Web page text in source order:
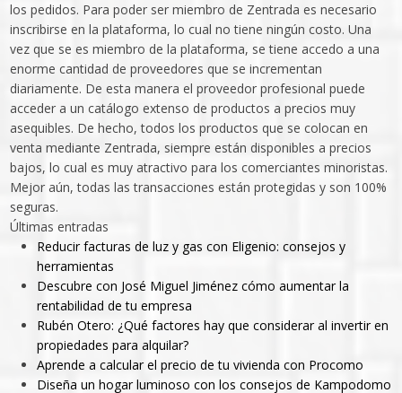
los pedidos. Para poder ser miembro de Zentrada es necesario
inscribirse en la plataforma, lo cual no tiene ningún costo. Una
vez que se es miembro de la plataforma, se tiene accedo a una
enorme cantidad de proveedores que se incrementan
diariamente. De esta manera el proveedor profesional puede
acceder a un catálogo extenso de productos a precios muy
asequibles. De hecho, todos los productos que se colocan en
venta mediante Zentrada, siempre están disponibles a precios
bajos, lo cual es muy atractivo para los comerciantes minoristas.
Mejor aún, todas las transacciones están protegidas y son 100%
seguras.
Últimas entradas
Reducir facturas de luz y gas con Eligenio: consejos y
herramientas
Descubre con José Miguel Jiménez cómo aumentar la
rentabilidad de tu empresa
Rubén Otero: ¿Qué factores hay que considerar al invertir en
propiedades para alquilar?
Aprende a calcular el precio de tu vivienda con Procomo
Diseña un hogar luminoso con los consejos de Kampodomo